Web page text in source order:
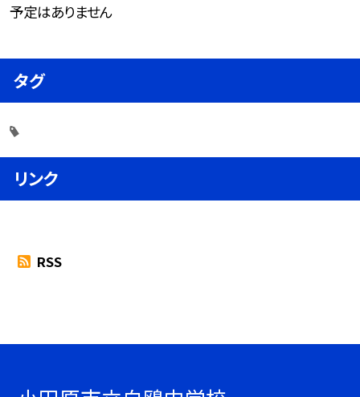
予定はありません
タグ
リンク
RSS